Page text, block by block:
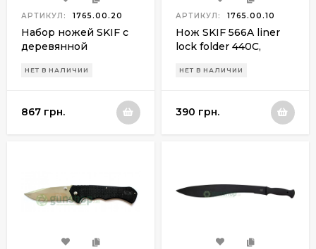
АРТИКУЛ: 1765.00.20
Набор ножей SKIF с
деревянной
НЕТ В НАЛИЧИИ
867 грн.
АРТИКУЛ: 1765.00.10
Нож SKIF 566A liner
lock folder 440C,
НЕТ В НАЛИЧИИ
390 грн.